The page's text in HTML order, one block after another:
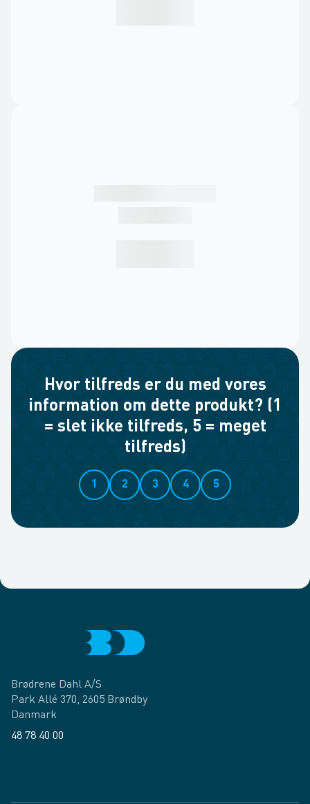
Hvor tilfreds er du med vores
information om dette produkt? (1
= slet ikke tilfreds, 5 = meget
tilfreds)
1 2 3 4 5
Brødrene Dahl A/S
Park Allé 370, 2605 Brøndby
Danmark
48 78 40 00